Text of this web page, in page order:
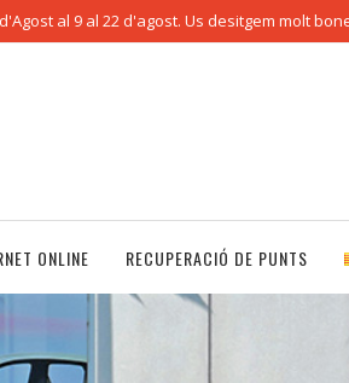
al 9 al 22 d'agost. Us desitgem molt
ONLINE RECUPERACIÓ DE PUNTS